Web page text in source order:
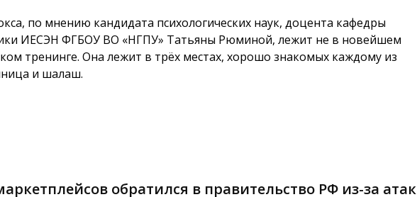
по мнению кандидата психологических наук, доцента кафедры
ИЕСЭН ФГБОУ ВО «НГПУ» Татьяны Рюминой, лежит не в новейшем
тренинге. Она лежит в трёх местах, хорошо знакомых каждому из
и шалаш.
обратился в правительство РФ из-за атак